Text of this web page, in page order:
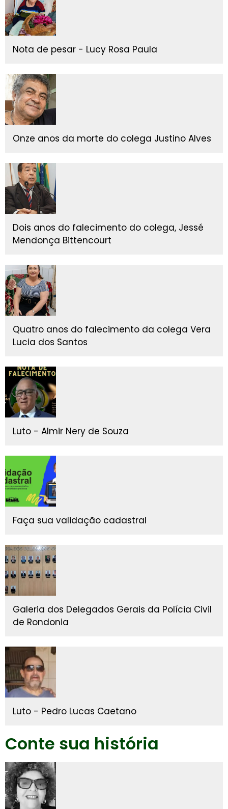
Nota de pesar - Lucy Rosa Paula
Onze anos da morte do colega Justino Alves
Dois anos do falecimento do colega, Jessé
Mendonça Bittencourt
Quatro anos do falecimento da colega Vera
Lucia dos Santos
Luto - Almir Nery de Souza
Faça sua validação cadastral
Galeria dos Delegados Gerais da Polícia Civil
de Rondonia
Luto - Pedro Lucas Caetano
Conte sua história